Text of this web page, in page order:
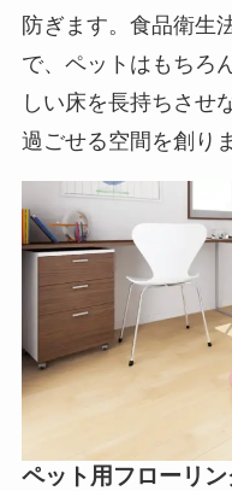
防ぎます。食品衛生
で、ペットはもちろ
しい床を長持ちさせ
過ごせる空間を創り
ペット用フローリン